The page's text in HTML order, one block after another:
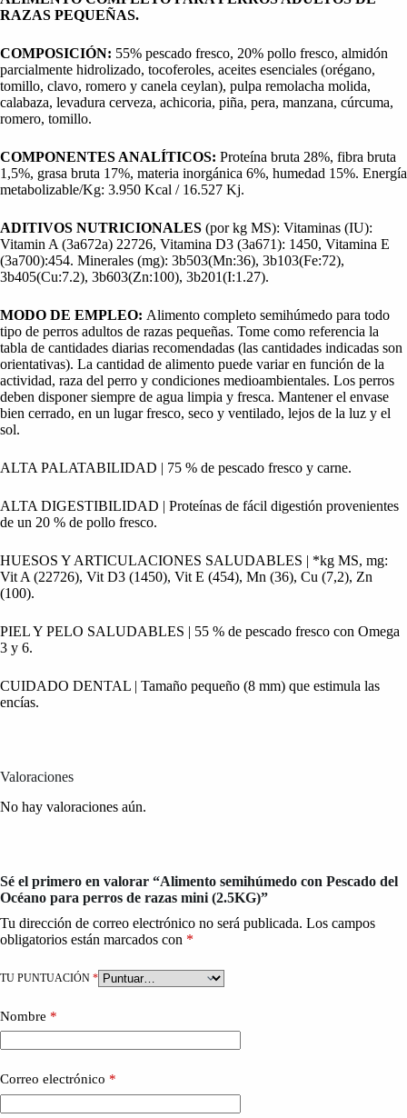
RAZAS PEQUEÑAS.
COMPOSICIÓN: 55% pescado fresco, 20% pollo fresco, almidón
parcialmente hidrolizado, tocoferoles, aceites esenciales (orégano,
tomillo, clavo, romero y canela ceylan), pulpa remolacha molida,
calabaza, levadura cerveza, achicoria, piña, pera, manzana, cúrcuma,
romero, tomillo.
COMPONENTES ANALÍTICOS: Proteína bruta 28%, fibra bruta
1,5%, grasa bruta 17%, materia inorgánica 6%, humedad 15%. Energía
metabolizable/Kg: 3.950 Kcal / 16.527 Kj.
ADITIVOS NUTRICIONALES (por kg MS): Vitaminas (IU):
Vitamin A (3a672a) 22726, Vitamina D3 (3a671): 1450, Vitamina E
(3a700):454. Minerales (mg): 3b503(Mn:36), 3b103(Fe:72),
3b405(Cu:7.2), 3b603(Zn:100), 3b201(I:1.27).
MODO DE EMPLEO: Alimento completo semihúmedo para todo
tipo de perros adultos de razas pequeñas. Tome como referencia la
tabla de cantidades diarias recomendadas (las cantidades indicadas son
orientativas). La cantidad de alimento puede variar en función de la
actividad, raza del perro y condiciones medioambientales. Los perros
deben disponer siempre de agua limpia y fresca. Mantener el envase
bien cerrado, en un lugar fresco, seco y ventilado, lejos de la luz y el
sol.
ALTA PALATABILIDAD | 75 % de pescado fresco y carne.
ALTA DIGESTIBILIDAD | Proteínas de fácil digestión provenientes
de un 20 % de pollo fresco.
HUESOS Y ARTICULACIONES SALUDABLES | *kg MS, mg:
Vit A (22726), Vit D3 (1450), Vit E (454), Mn (36), Cu (7,2), Zn
(100).
PIEL Y PELO SALUDABLES | 55 % de pescado fresco con Omega
3 y 6.
CUIDADO DENTAL | Tamaño pequeño (8 mm) que estimula las
encías.
Valoraciones
No hay valoraciones aún.
Sé el primero en valorar “Alimento semihúmedo con Pescado del
Océano para perros de razas mini (2.5KG)”
Tu dirección de correo electrónico no será publicada. Los campos
obligatorios están marcados con *
TU PUNTUACIÓN *
Nombre *
Correo electrónico *